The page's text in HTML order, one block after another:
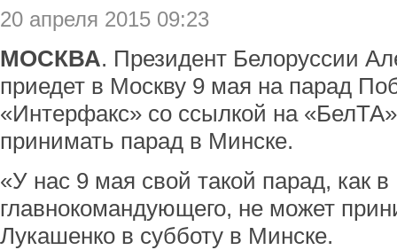
20 апреля 2015 09:23
МОСКВА. Президент Белоруссии
приедет в Москву 9 мая на парад
«Интерфакс» со ссылкой на
принимать парад в Минске.
«У нас 9 мая свой такой парад, как
главнокомандующего, не может
Лукашенко в субботу в Минске.